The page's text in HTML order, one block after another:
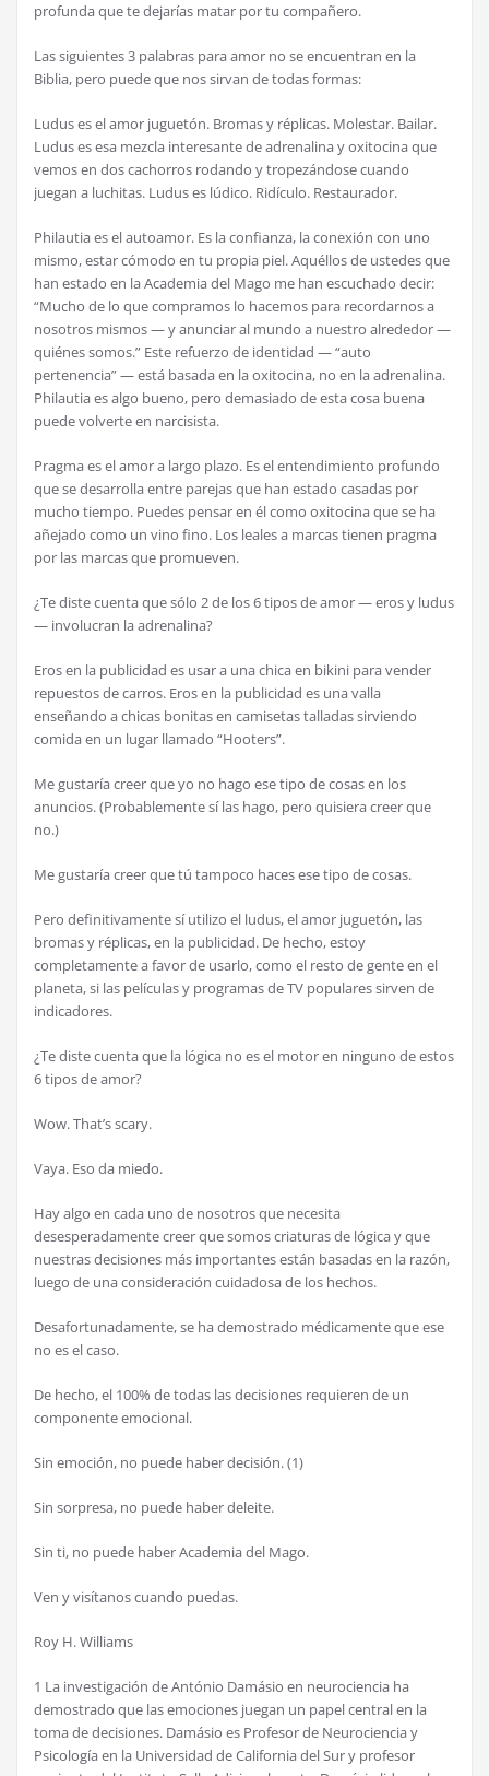
profunda que te dejarías matar por tu compañero.
Las siguientes 3 palabras para amor no se encuentran en la
Biblia, pero puede que nos sirvan de todas formas:
Ludus es el amor juguetón. Bromas y réplicas. Molestar. Bailar.
Ludus es esa mezcla interesante de adrenalina y oxitocina que
vemos en dos cachorros rodando y tropezándose cuando
juegan a luchitas. Ludus es lúdico. Ridículo. Restaurador.
Philautia es el autoamor. Es la confianza, la conexión con uno
mismo, estar cómodo en tu propia piel. Aquéllos de ustedes que
han estado en la Academia del Mago me han escuchado decir:
“Mucho de lo que compramos lo hacemos para recordarnos a
nosotros mismos — y anunciar al mundo a nuestro alrededor —
quiénes somos.” Este refuerzo de identidad — “auto
pertenencia” — está basada en la oxitocina, no en la adrenalina.
Philautia es algo bueno, pero demasiado de esta cosa buena
puede volverte en narcisista.
Pragma es el amor a largo plazo. Es el entendimiento profundo
que se desarrolla entre parejas que han estado casadas por
mucho tiempo. Puedes pensar en él como oxitocina que se ha
añejado como un vino fino. Los leales a marcas tienen pragma
por las marcas que promueven.
¿Te diste cuenta que sólo 2 de los 6 tipos de amor — eros y ludus
— involucran la adrenalina?
Eros en la publicidad es usar a una chica en bikini para vender
repuestos de carros. Eros en la publicidad es una valla
enseñando a chicas bonitas en camisetas talladas sirviendo
comida en un lugar llamado “Hooters”.
Me gustaría creer que yo no hago ese tipo de cosas en los
anuncios. (Probablemente sí las hago, pero quisiera creer que
no.)
Me gustaría creer que tú tampoco haces ese tipo de cosas.
Pero definitivamente sí utilizo el ludus, el amor juguetón, las
bromas y réplicas, en la publicidad. De hecho, estoy
completamente a favor de usarlo, como el resto de gente en el
planeta, si las películas y programas de TV populares sirven de
indicadores.
¿Te diste cuenta que la lógica no es el motor en ninguno de estos
6 tipos de amor?
Wow. That’s scary.
Vaya. Eso da miedo.
Hay algo en cada uno de nosotros que necesita
desesperadamente creer que somos criaturas de lógica y que
nuestras decisiones más importantes están basadas en la razón,
luego de una consideración cuidadosa de los hechos.
Desafortunadamente, se ha demostrado médicamente que ese
no es el caso.
De hecho, el 100% de todas las decisiones requieren de un
componente emocional.
Sin emoción, no puede haber decisión. (1)
Sin sorpresa, no puede haber deleite.
Sin ti, no puede haber Academia del Mago.
Ven y visítanos cuando puedas.
Roy H. Williams
1 La investigación de António Damásio en neurociencia ha
demostrado que las emociones juegan un papel central en la
toma de decisiones. Damásio es Profesor de Neurociencia y
Psicología en la Universidad de California del Sur y profesor